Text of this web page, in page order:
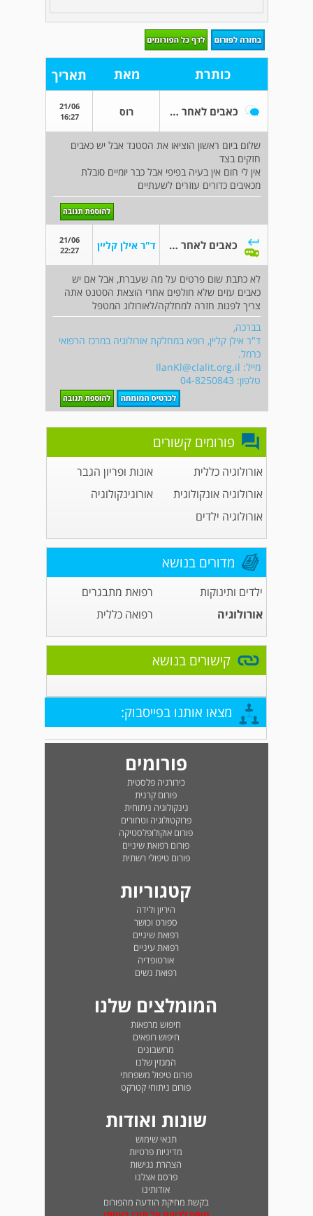
כותרת מאת תאריך
כאבים לאחר סטנד רוס
21/06
16:27
שלום ביום ראשון הוציאו את הסטנד אבל יש כאבים
חזקים בצד
אין לי חום אין בעיה בפיפי אבל כבר יומיים סובלת
מכאיבים כדורים עוזרים לשעתיים
כאבים לאחר סטנד ד"ר אילן קליין
21/06
22:27
לא כתבת שום פרטים על מה שעברת, אבל אם יש
כאבים עזים שלא חולפים אחרי הוצאת הסטנט אתה
צריך לפנות חזרה למחלקה/לאורולוג המטפל
בברכה,
ד"ר אילן קליין, רופא במחלקת אורולוגיה במרכז הרפואי
כרמל.
מייל: IlanKl@clalit.org.il
טלפון: 04-8250843
פורומים קשורים
אורולוגיה כללית
אונות ופריון הגבר
אורולוגיה אונקולוגית
אורוגינקולוגיה
אורולוגיה ילדים
מדורים בנושא
ילדים ותינוקות
רפואת מתבגרים
אורולוגיה
רפואה כללית
קישורים בנושא
מצאו אותנו בפייסבוק:
פורומים
כירורגיה פלסטית
פורום קרנית
גינקולוגיה ניתוחית
פרוקטולוגיה וטחורים
פורום אוקולופלסטיקה
פורום רפואת שיניים
פורום טיפולי רשתית
קטגוריות
היריון ולידה
ספורט וכושר
רפואת שיניים
רפואת עיניים
אורטופדיה
רפואת נשים
המומלצים שלנו
חיפוש מרפאות
חיפוש רופאים
מחשבונים
המגזין שלנו
פורום טיפול משפחתי
פורום ניתוחי קטרקט
שונות ואודות
תנאי שימוש
מדיניות פרטיות
הצהרת נגישות
פרסם אצלנו
אודותינו
בקשת מחיקת הודעה מהפורום